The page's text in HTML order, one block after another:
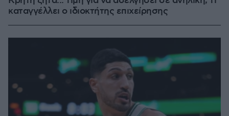
καταγγέλλει ο ιδιοκτήτης επιχείρησης